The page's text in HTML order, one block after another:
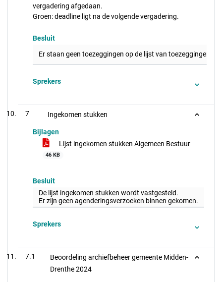
vergadering afgedaan.
Groen: deadline ligt na de volgende vergadering.
Besluit
Er staan geen toezeggingen op de lijst van toezeggingen.
Sprekers
7 Ingekomen stukken
Bijlagen
Lijst ingekomen stukken Algemeen Bestuur
46 KB
Besluit
De lijst ingekomen stukken wordt vastgesteld.
Er zijn geen agenderingsverzoeken binnen gekomen.
Sprekers
7.1
Beoordeling archiefbeheer gemeente Midden-
Drenthe 2024